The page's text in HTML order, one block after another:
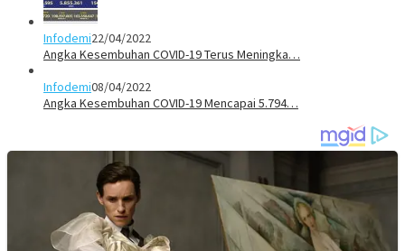
Infodemi22/04/2022
Angka Kesembuhan COVID-19 Terus Meningka…
Infodemi08/04/2022
Angka Kesembuhan COVID-19 Mencapai 5.794…